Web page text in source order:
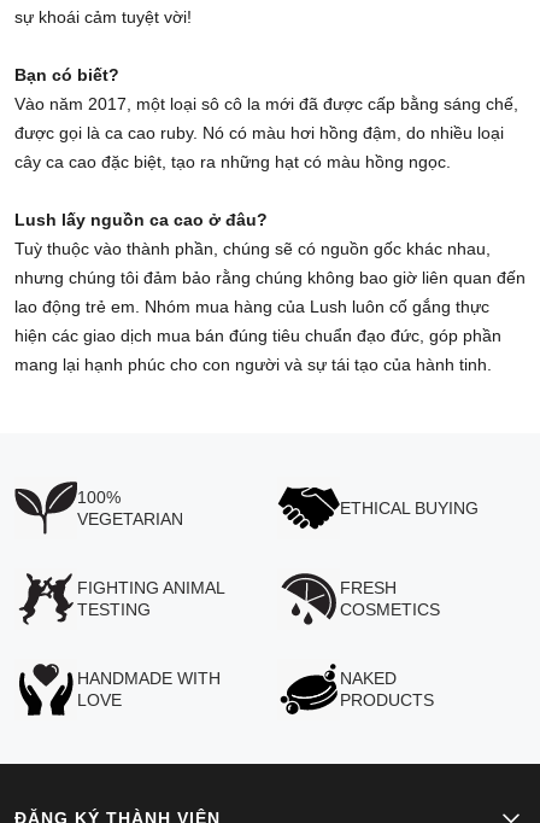
sự khoái cảm tuyệt vời!
Bạn có biết?
Vào năm 2017, một loại sô cô la mới đã được cấp bằng sáng chế,
được gọi là ca cao ruby. Nó có màu hơi hồng đậm, do nhiều loại
cây ca cao đặc biệt, tạo ra những hạt có màu hồng ngọc.
Lush lấy nguồn ca cao ở đâu?
Tuỳ thuộc vào thành phần, chúng sẽ có nguồn gốc khác nhau,
nhưng chúng tôi đảm bảo rằng chúng không bao giờ liên quan đến
lao động trẻ em. Nhóm mua hàng của Lush luôn cố gắng thực
hiện các giao dịch mua bán đúng tiêu chuẩn đạo đức, góp phần
mang lại hạnh phúc cho con người và sự tái tạo của hành tinh.
100%
VEGETARIAN
ETHICAL BUYING
FIGHTING ANIMAL
TESTING
FRESH
COSMETICS
HANDMADE WITH
LOVE
NAKED
PRODUCTS
ĐĂNG KÝ THÀNH VIÊN